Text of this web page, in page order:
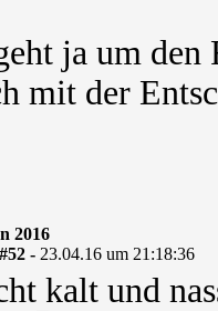
ja um den
mit der
2016
- 23.04.16 um 21:18:36
kalt und